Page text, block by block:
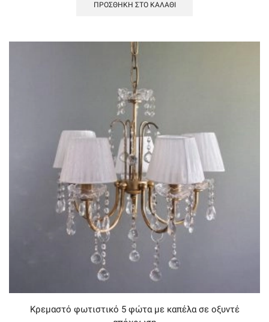
ΠΡΟΣΘΉΚΗ ΣΤΟ ΚΑΛΆΘΙ
Κρεμαστό φωτιστικό 5 φώτα με καπέλα σε οξυντέ